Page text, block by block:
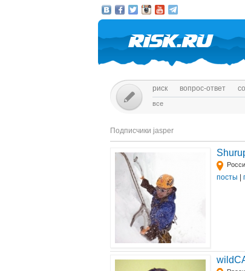
риск вопрос-ответ
все
Подписчики jasper
посты